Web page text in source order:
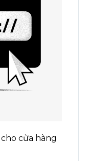
cửa hàng